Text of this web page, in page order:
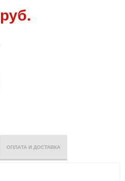
ОПЛАТА И ДОСТАВКА